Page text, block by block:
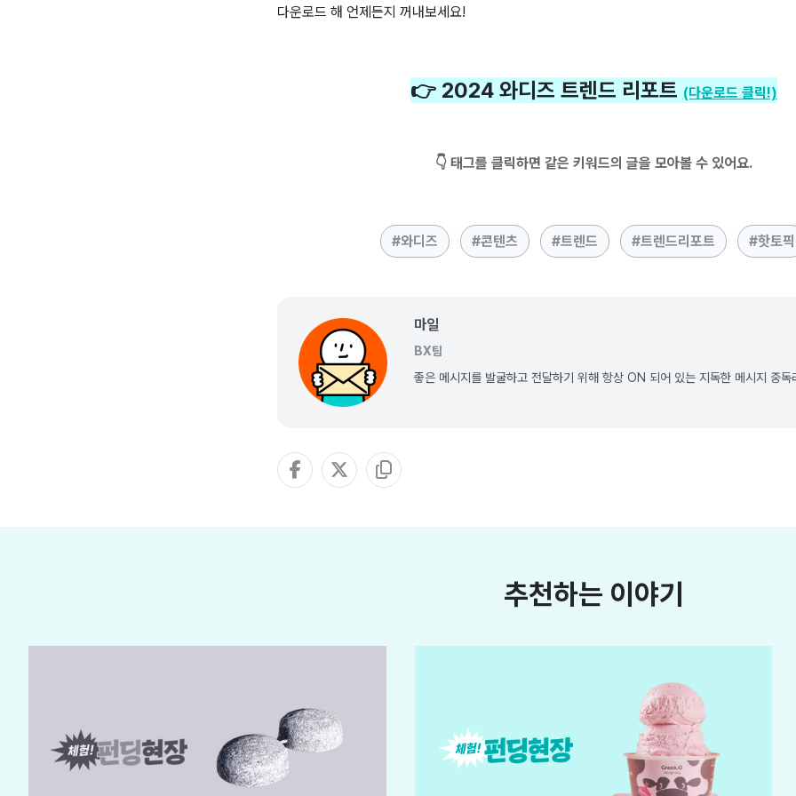
다운로드 해 언제든지 꺼내보세요!
👉 2024 와디즈 트렌드 리포트 (다운로드 클릭!)
👇 태그를 클릭하면 같은 키워드의 글을 모아볼 수 있어요.
와디즈 콘텐츠 트렌드 트렌드리포트 핫토픽
마일
BX팀
좋은 메시지를 발굴하고 전달하기 위해 항상 ON 되어 있는 지독한 메시지 중독
추천하는 이야기